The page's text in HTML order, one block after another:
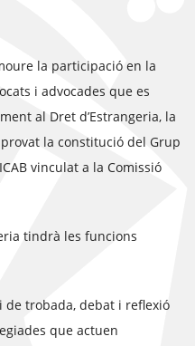
la participació en la
i advocades que es
al Dret d’Estrangeria, la
la constitució del Grup
vinculat a la Comissió
tindrà les funcions
de trobada, debat i reflexió
que actuen